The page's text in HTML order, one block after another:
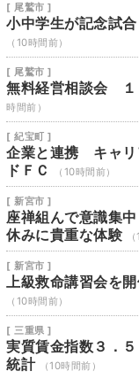
[ 尾鷲市 ]
小中学生が記念試
（10時間前）
[ 尾鷲市 ]
無料経営相談会 １
時間前）
[ 紀宝町 ]
企業と連携 キャ
ドＦＣ
（10時間前）
[ 新宮市 ]
座禅組んで意識集
休みに貴重な体験
[ 新宮市 ]
上級救命講習会を
（10時間前）
[ 三重県 ]
実質賃金指数３．
統計
（10時間前）